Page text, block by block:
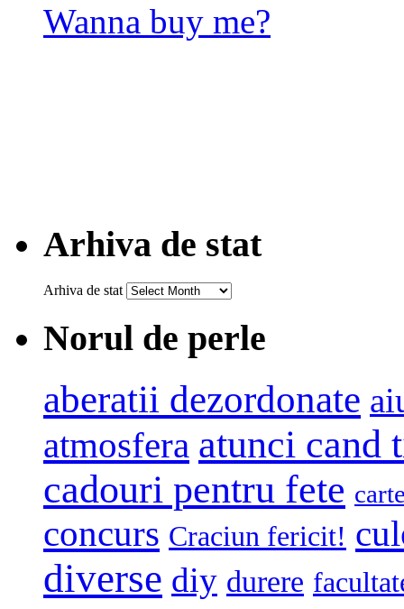
Wanna buy me?
Arhiva de stat
Arhiva de stat
Norul de perle
aberatii dezordonate
atmosfera atunci cand
cadouri pentru fete
concurs Craciun fericit!
diverse diy durere